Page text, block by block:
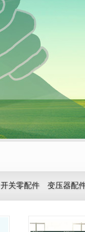
开关零配件 变压器配